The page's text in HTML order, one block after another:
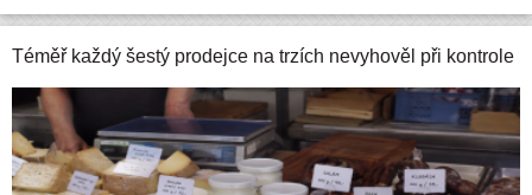
Téměř každý šestý prodejce na trzích nevyhověl při kontrole